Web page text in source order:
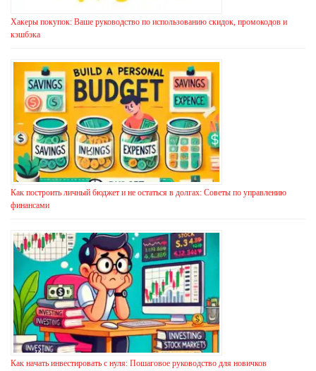
Хакеры покупок: Ваше руководство по использованию скидок, промокодов и
кэшбэка
Как построить личный бюджет и не остаться в долгах: Советы по управлению
финансами
Как начать инвестировать с нуля: Пошаговое руководство для новичков